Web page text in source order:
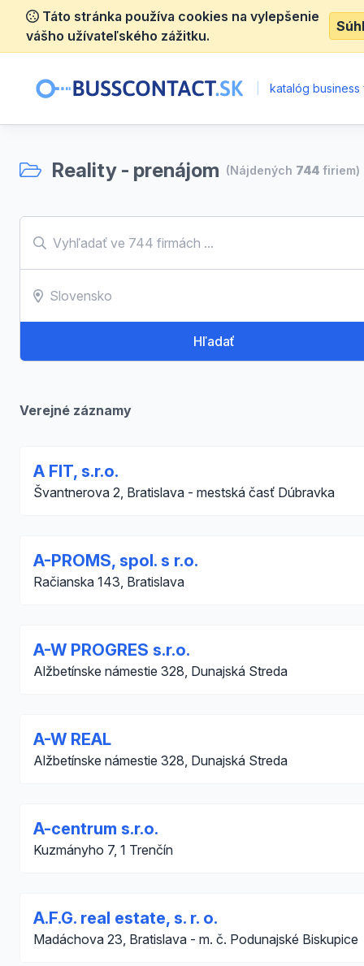
Táto stránka používa cookies na vylepšenie
vášho užívateľského zážitku.
katalóg business
Reality - prenájom (Nájdených 744 firiem)
Hľadať
Verejné záznamy
A FIT, s.r.o.
Švantnerova 2, Bratislava - mestská časť Dúbravka
A-PROMS, spol. s r.o.
Račianska 143, Bratislava
A-W PROGRES s.r.o.
Alžbetínske námestie 328, Dunajská Streda
A-W REAL
Alžbetínske námestie 328, Dunajská Streda
A-centrum s.r.o.
Kuzmányho 7, 1 Trenčín
A.F.G. real estate, s. r. o.
Madáchova 23, Bratislava - m. č. Podunajské Biskupice